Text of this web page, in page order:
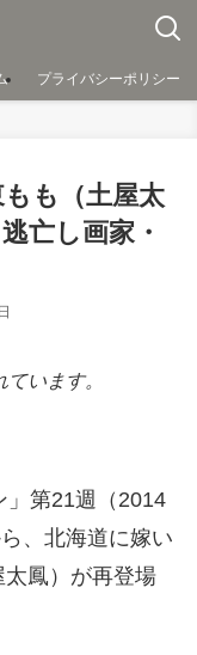
プライバシーポリシー
も（土屋太
亡し画家・
います。
」第21週（2014
、北海道に嫁い
鳳）が再登場